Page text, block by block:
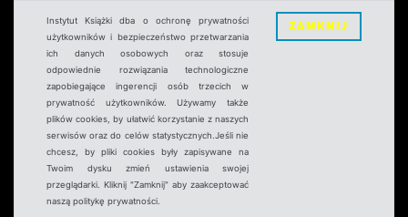
Instytut Książki dba o ochronę prywatności
użytkowników i bezpieczeństwo przetwarzania
ich danych osobowych oraz stosuje
odpowiednie rozwiązania technologiczne
zapobiegające ingerencji osób trzecich w
prywatność użytkowników. Używamy także
plików cookies, by ułatwić korzystanie z naszych
serwisów oraz do celów statystycznych.Jeśli nie
chcesz, by pliki cookies były zapisywane na
Twoim dysku zmień ustawienia swojej
przeglądarki. Kliknij "Zamknij" aby zaakceptować
naszą politykę prywatności.
ZAMKNIJ